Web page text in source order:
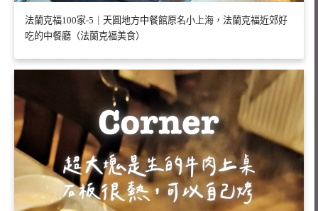
法蘭克福100家-5｜天圓地方中餐館原名小上海，法蘭克福近郊好
吃的中餐廳（法蘭克福美食）